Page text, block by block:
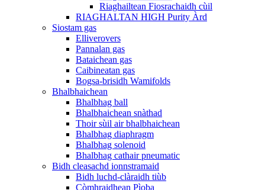
Riaghailtean Fiosrachaidh cùil
RIAGHALTAN HIGH Purity Àrd
Siostam gas
Elliverovers
Pannalan gas
Bataichean gas
Caibineatan gas
Bogsa-brisidh Wamifolds
Bhalbhaichean
Bhalbhag ball
Bhalbhaichean snàthad
Thoir sùil air bhalbhaichean
Bhalbhag diaphragm
Bhalbhag solenoid
Bhalbhag cathair pneumatic
Bidh cleasachd ionnstramaid
Bidh luchd-clàraidh tiùb
Còmhraidhean Pìoba